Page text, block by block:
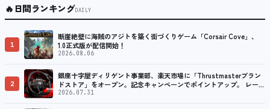
🔥日間ランキングDAILY
1
断崖絶壁に海賊のアジトを築く街づくりゲーム「Corsair Cove」、
1.0正式版が配信開始！
2026.08.06
2
銀座十字屋ディリゲント事業部、楽天市場に「Thrustmasterブラン
ドストア」をオープン。記念キャンペーンでポイントアップ。 レーシ
ング／フライトシム向けコントローラーを中心に、幅広くラインナッ
2026.07.31